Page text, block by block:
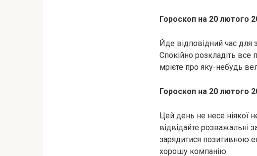
Гороскоп на 20 лютого
Йде відповідний час для
Спокійно розкладіть все
мрієте про яку-небудь
Гороскоп на 20 лютого
Цей день не несе ніякої
відвідайте розважальні
зарядитися позитивною
хорошу компанію.